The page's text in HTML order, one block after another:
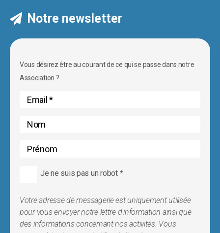
Notre newsletter
Vous désirez être au courant de ce qui se passe dans notre
Association ?
Je ne suis pas un robot *
Votre adresse de messagerie est uniquement utilisée
pour vous envoyer notre lettre d'information ainsi que
des informations concernant nos activités. Vous